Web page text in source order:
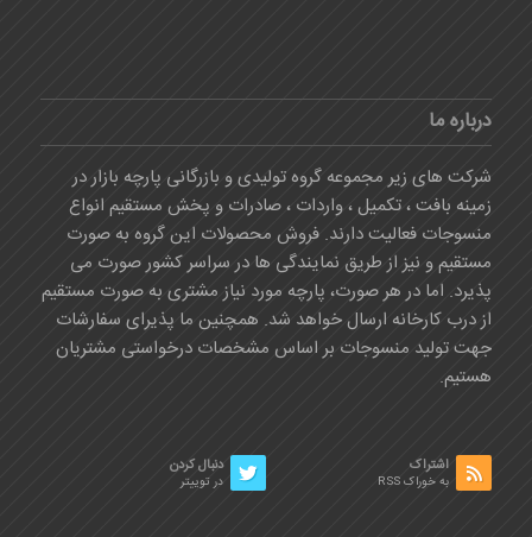
درباره ما
شرکت های زیر مجموعه گروه تولیدی و بازرگانی پارچه بازار در
زمینه بافت ، تکمیل ، واردات ، صادرات و پخش مستقیم انواع
منسوجات فعالیت دارند. فروش محصولات این گروه به صورت
مستقیم و نیز از طریق نمایندگی ها در سراسر کشور صورت می
پذیرد. اما در هر صورت، پارچه مورد نیاز مشتری به صورت مستقیم
از درب کارخانه ارسال خواهد شد. همچنین ما پذیرای سفارشات
جهت تولید منسوجات بر اساس مشخصات درخواستی مشتریان
هستیم.
دنبال کردن
در توییتر
اشتراک
به خوراک RSS